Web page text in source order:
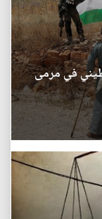
في مرمى